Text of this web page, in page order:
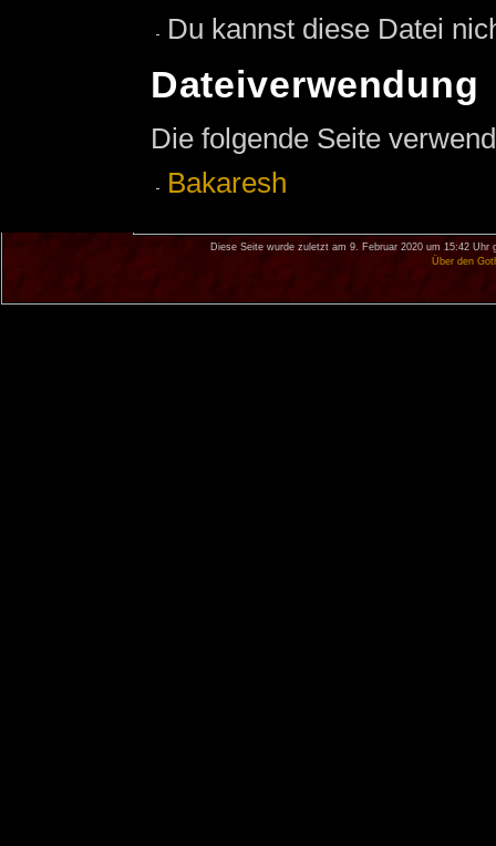
Du kannst diese Datei
Dateiverwendung
Die folgende Seite
Bakaresh
Diese Seite wurde zuletzt am 9. Februar 2020 um 15:42 Uhr
Über den